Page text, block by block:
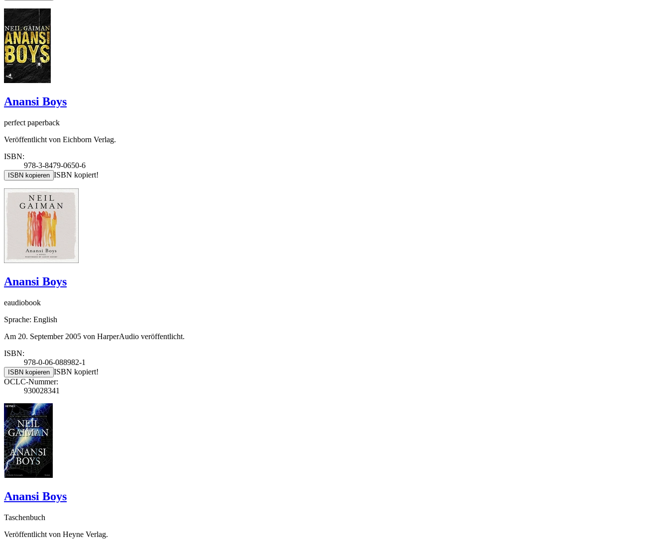
Anansi Boys
perfect paperback
Veröffentlicht von Eichborn Verlag.
ISBN:
978-3-8479-0650-6
ISBN kopieren ISBN kopiert!
Anansi Boys
eaudiobook
Sprache: English
Am 20. September 2005 von HarperAudio veröffentlicht.
ISBN:
978-0-06-088982-1
ISBN kopieren ISBN kopiert!
OCLC-Nummer:
930028341
Anansi Boys
Taschenbuch
Veröffentlicht von Heyne Verlag.